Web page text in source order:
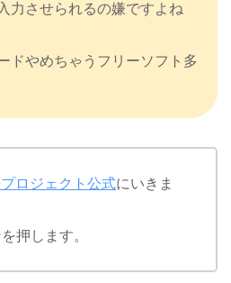
力させられるの嫌ですよね
ドやめちゃうフリーソフト多
ロジェクト公式にいきま
押します。